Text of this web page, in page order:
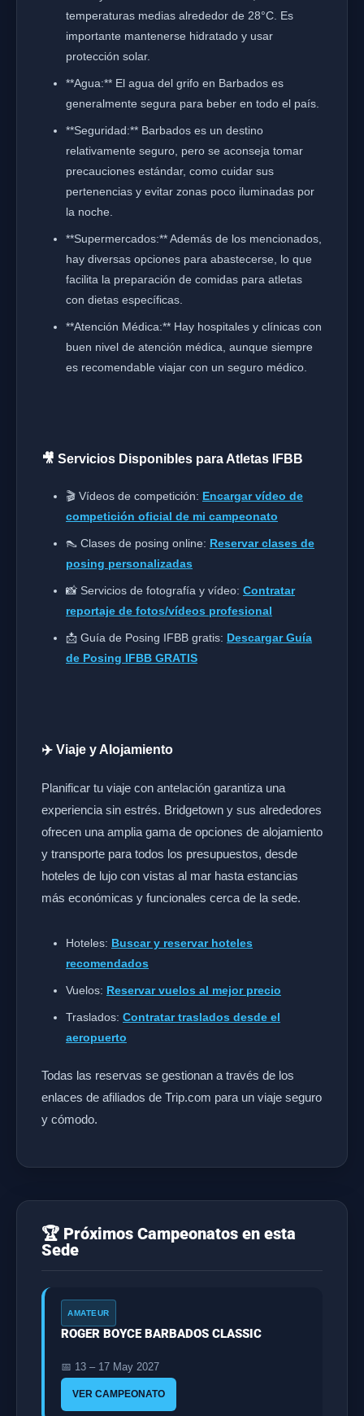
temperaturas medias alrededor de 28°C. Es
importante mantenerse hidratado y usar
protección solar.
**Agua:** El agua del grifo en Barbados es
generalmente segura para beber en todo el país.
**Seguridad:** Barbados es un destino
relativamente seguro, pero se aconseja tomar
precauciones estándar, como cuidar sus
pertenencias y evitar zonas poco iluminadas por
la noche.
**Supermercados:** Además de los mencionados,
hay diversas opciones para abastecerse, lo que
facilita la preparación de comidas para atletas
con dietas específicas.
**Atención Médica:** Hay hospitales y clínicas con
buen nivel de atención médica, aunque siempre
es recomendable viajar con un seguro médico.
🎥 Servicios Disponibles para Atletas IFBB
🎬 Vídeos de competición: Encargar vídeo de
competición oficial de mi campeonato
👠 Clases de posing online: Reservar clases de
posing personalizadas
📸 Servicios de fotografía y vídeo: Contratar
reportaje de fotos/vídeos profesional
📩 Guía de Posing IFBB gratis: Descargar Guía
de Posing IFBB GRATIS
✈️ Viaje y Alojamiento
Planificar tu viaje con antelación garantiza una
experiencia sin estrés. Bridgetown y sus alrededores
ofrecen una amplia gama de opciones de alojamiento
y transporte para todos los presupuestos, desde
hoteles de lujo con vistas al mar hasta estancias
más económicas y funcionales cerca de la sede.
Hoteles: Buscar y reservar hoteles
recomendados
Vuelos: Reservar vuelos al mejor precio
Traslados: Contratar traslados desde el
aeropuerto
Todas las reservas se gestionan a través de los
enlaces de afiliados de Trip.com para un viaje seguro
y cómodo.
🏆 Próximos Campeonatos en esta
Sede
AMATEUR
ROGER BOYCE BARBADOS CLASSIC
📅 13 – 17 May 2027
VER CAMPEONATO